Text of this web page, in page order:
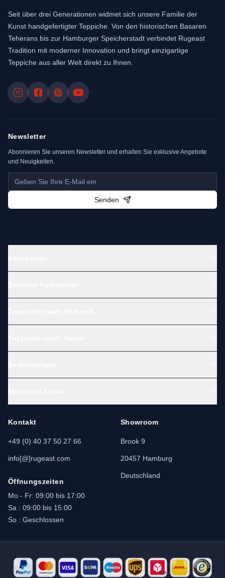
Seit über drei Generationen widmet sich unsere Familie der
Kunst handgefertigter Teppiche. Von den historischen Basaren
Teherans bis zur Hamburger Speicherstadt verbindet Rugeast
Tradition mit moderner Innovation und bringt einzigartige
Teppiche aus aller Welt direkt zu Ihnen.
Newsletter
Abonnieren Sie unseren Newsletter und erhalten Sie exklusive Angebote
und Neuigkeiten.
Senden
Kontakt
+49 (0) 40 37 50 27 66
info[@]rugeast.com
Öffnungszeiten
Mo - Fr: 09:00 bis 17:00
Sa : 09:00 bis 15:00
So : Geschlossen
Showroom
Brook 9
20457 Hamburg
Deutschland